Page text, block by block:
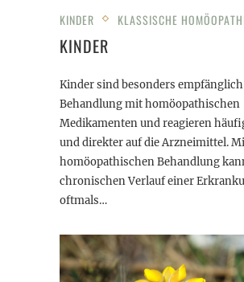
KINDER KLASSISCHE
KINDER
Kinder sind besonders
Behandlung mit homöopathischen
Medikamenten und reagieren
und direkter auf die Arzneimittel.
homöopathischen Behandlung
chronischen Verlauf einer
oftmals…